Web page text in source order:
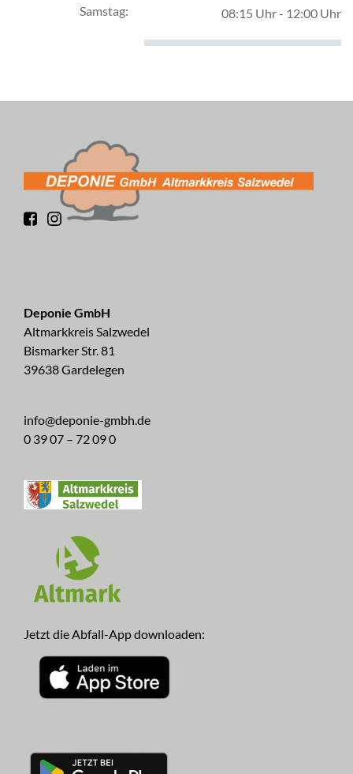
Samstag:
08:15 Uhr - 12:00 Uhr
Deponie GmbH
Altmarkkreis Salzwedel
Bismarker Str. 81
39638 Gardelegen
info@deponie-gmbh.de
0 39 07 – 72 09 0
Jetzt die Abfall-App downloaden: